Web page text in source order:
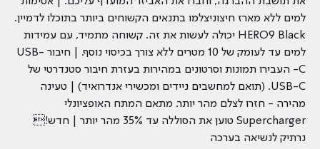
למים ללא מארז חיצוניצלמו בתנאים הקשוחים ביותר בתוכלו לדמיין.
HERO9 Black יכולה לעשות את זה. קשוחה מתמיד, עם עמידות
למים עד לעומק של 10 מטרים ללא צורך בכיסוי נוסף. | חיבור USB-
C- העבירו תמונות וסרטונים במהירות בעזרת חיבור סטנדרטי של
USB-C. (תואם למחשבים ניידים ומכשירי אנדרואיד) | טעינה
מהירה - חזרו לצלם מהר יותר. מתאם המתח האופציונלי
Supercharger טוען את הסוללה עד 35% מהר יותר | חדש!
נרתיק לנשיאה בערכה